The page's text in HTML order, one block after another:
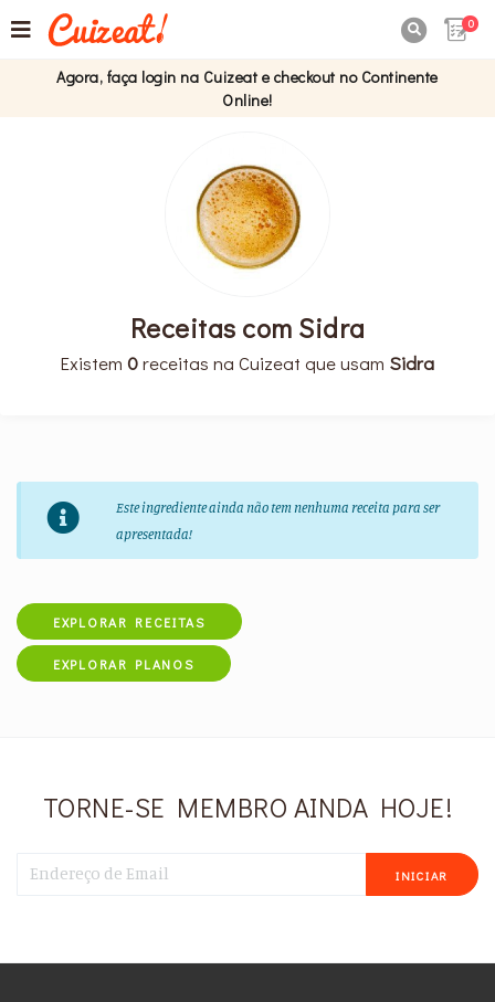
0
Agora, faça login na Cuizeat e checkout no Continente
Online!
Receitas com Sidra
Existem 0receitas na Cuizeat que usam Sidra
Este ingrediente ainda não tem nenhuma receita para ser
apresentada!
EXPLORAR RECEITAS
EXPLORAR PLANOS
TORNE-SE MEMBRO AINDA HOJE!
INICIAR